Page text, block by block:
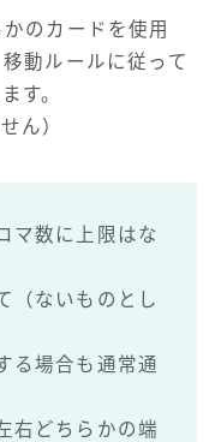
のカードを使用
動ルールに従って
す。
ん）
マ数に上限はな
（ないものとし
る場合も通常通
右どちらかの端